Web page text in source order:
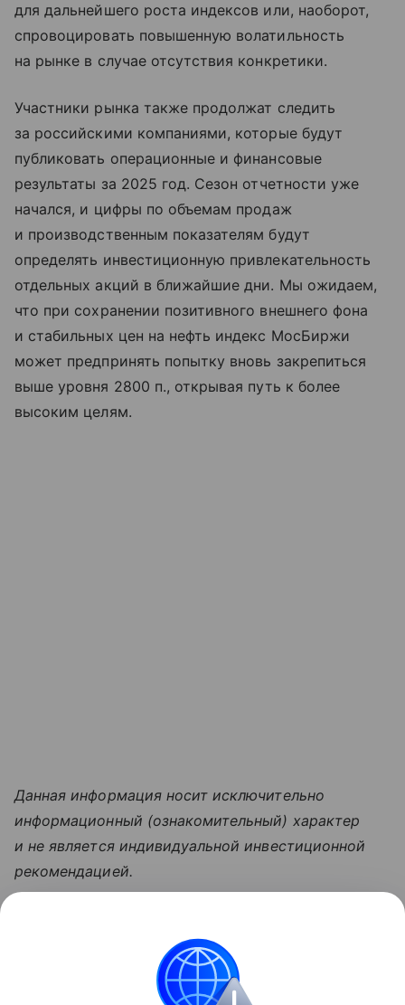
для дальнейшего роста индексов или, наоборот,
спровоцировать повышенную волатильность
на рынке в случае отсутствия конкретики.
Участники рынка также продолжат следить
за российскими компаниями, которые будут
публиковать операционные и финансовые
результаты за 2025 год. Сезон отчетности уже
начался, и цифры по объемам продаж
и производственным показателям будут
определять инвестиционную привлекательность
отдельных акций в ближайшие дни. Мы ожидаем,
что при сохранении позитивного внешнего фона
и стабильных цен на нефть индекс МосБиржи
может предпринять попытку вновь закрепиться
выше уровня 2800 п., открывая путь к более
высоким целям.
Данная информация носит исключительно
информационный (ознакомительный) характер
и не является индивидуальной инвестиционной
рекомендацией.
Брокер: кто это и как им стать
В материале подробно рассмотрим, кто такие
брокеры, какие они выполняют функции и чем